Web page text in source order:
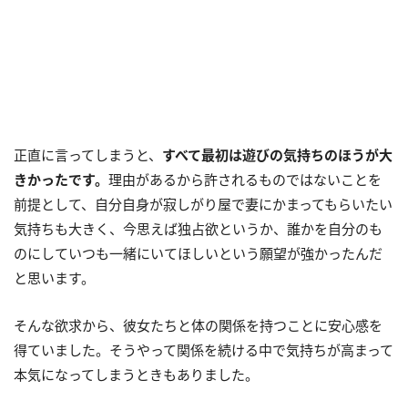
正直に言ってしまうと、 すべて最初は遊びの気持ちのほうが大
きかったです。 理由があるから許されるものではないことを
前提として、自分自身が寂しがり屋で妻にかまってもらいたい
気持ちも大きく、今思えば独占欲というか、誰かを自分のも
のにしていつも一緒にいてほしいという願望が強かったんだ
と思います。
そんな欲求から、彼女たちと体の関係を持つことに安心感を
得ていました。そうやって関係を続ける中で気持ちが高まって
本気になってしまうときもありました。